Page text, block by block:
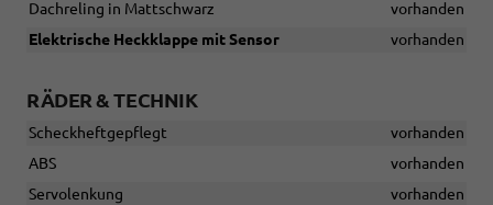
Dachreling in Mattschwarz
vorhanden
Elektrische Heckklappe mit Sensor
vorhanden
RÄDER & TECHNIK
Scheckheftgepflegt
vorhanden
ABS
vorhanden
Servolenkung
vorhanden